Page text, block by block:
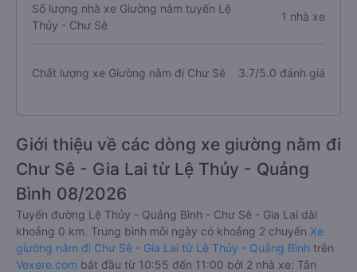
Số lượng nhà xe Giường nằm tuyến Lệ
Thủy - Chư Sê
1 nhà xe
Chất lượng xe Giường nằm đi Chư Sê 3.7/5.0 đánh giá
Giới thiệu về các dòng xe giường nằm đi
Chư Sê - Gia Lai từ Lệ Thủy - Quảng
Bình 08/2026
Tuyến đường Lệ Thủy - Quảng Bình - Chư Sê - Gia Lai dài
khoảng 0 km. Trung bình mỗi ngày có khoảng 2 chuyến Xe
giường nằm đi Chư Sê - Gia Lai từ Lệ Thủy - Quảng Bình trên
Vexere.com bắt đầu từ 10:55 đến 11:00 bởi 2 nhà xe: Tân